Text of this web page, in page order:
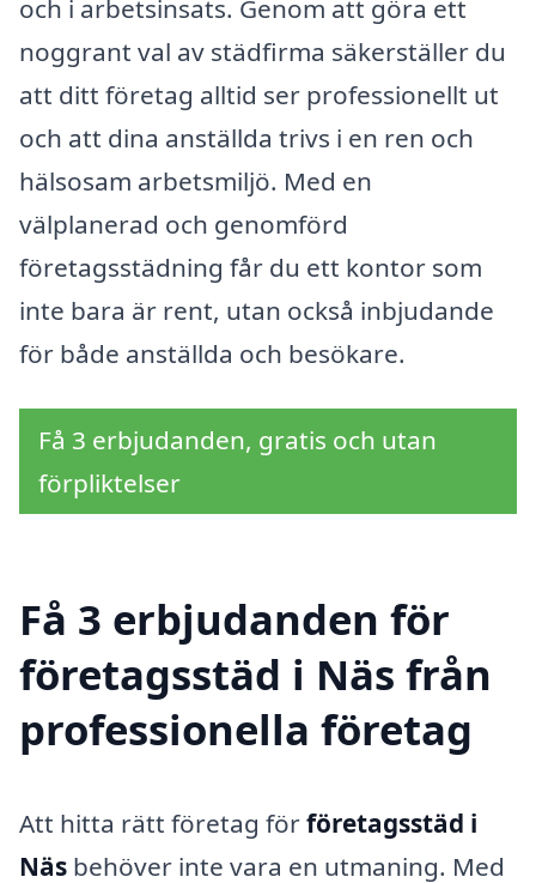
och i arbetsinsats. Genom att göra ett
noggrant val av städfirma säkerställer du
att ditt företag alltid ser professionellt ut
och att dina anställda trivs i en ren och
hälsosam arbetsmiljö. Med en
välplanerad och genomförd
företagsstädning får du ett kontor som
inte bara är rent, utan också inbjudande
för både anställda och besökare.
Få 3 erbjudanden, gratis och utan
förpliktelser
Få 3 erbjudanden för
företagsstäd i Näs från
professionella företag
Att hitta rätt företag förföretagsstäd i
Näs behöver inte vara en utmaning. Med